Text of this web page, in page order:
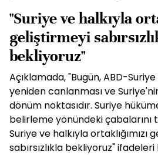
"Suriye ve halkıyla
geliştirmeyi
bekliyoruz"
Açıklamada, "Bugün, ABD-
yeniden canlanması ve
dönüm noktasıdır. Suriye
belirleme yönündeki çabalarını
Suriye ve halkıyla ortaklığımızı
sabırsızlıkla bekliyoruz" ifadeleri